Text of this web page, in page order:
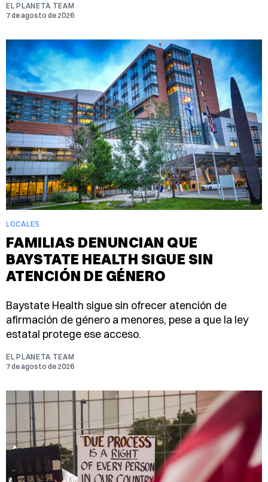
EL PLANETA TEAM
7 de agosto de 2026
LOCALES
FAMILIAS DENUNCIAN QUE
BAYSTATE HEALTH SIGUE SIN
ATENCIÓN DE GÉNERO
Baystate Health sigue sin ofrecer atención de
afirmación de género a menores, pese a que la ley
estatal protege ese acceso.
EL PLANETA TEAM
7 de agosto de 2026